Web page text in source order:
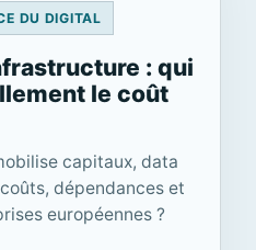
DU DIGITAL
: qui
le coût
capitaux, data
dépendances et
européennes ?